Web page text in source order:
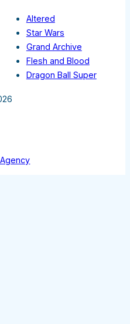
Altered
Star Wars
Grand Archive
Flesh and Blood
Dragon Ball Super